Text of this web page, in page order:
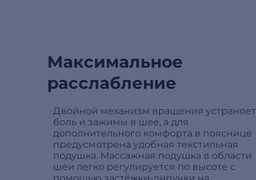
Максимальное
расслабление
Двойной механизм вращения устраняет
боль и зажимы в шее, а для
дополнительного комфорта в пояснице
предусмотрена удобная текстильная
подушка. Массажная подушка в области
шеи легко регулируется по высоте с